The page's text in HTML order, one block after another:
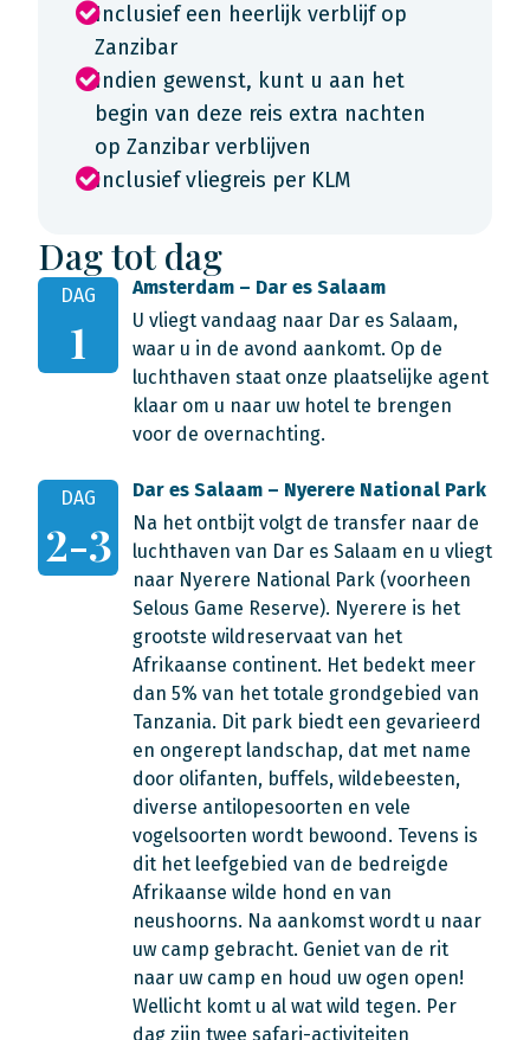
Inclusief een heerlijk verblijf op
Zanzibar
Indien gewenst, kunt u aan het
begin van deze reis extra nachten
op Zanzibar verblijven
Inclusief vliegreis per KLM
Dag tot dag
DAG
1
Amsterdam – Dar es Salaam
U vliegt vandaag naar Dar es Salaam,
waar u in de avond aankomt. Op de
luchthaven staat onze plaatselijke agent
klaar om u naar uw hotel te brengen
voor de overnachting.
DAG
2-3
Dar es Salaam – Nyerere National Park
Na het ontbijt volgt de transfer naar de
luchthaven van Dar es Salaam en u vliegt
naar Nyerere National Park (voorheen
Selous Game Reserve). Nyerere is het
grootste wildreservaat van het
Afrikaanse continent. Het bedekt meer
dan 5% van het totale grondgebied van
Tanzania. Dit park biedt een gevarieerd
en ongerept landschap, dat met name
door olifanten, buffels, wildebeesten,
diverse antilopesoorten en vele
vogelsoorten wordt bewoond. Tevens is
dit het leefgebied van de bedreigde
Afrikaanse wilde hond en van
neushoorns. Na aankomst wordt u naar
uw camp gebracht. Geniet van de rit
naar uw camp en houd uw ogen open!
Wellicht komt u al wat wild tegen. Per
dag zijn twee safari-activiteiten